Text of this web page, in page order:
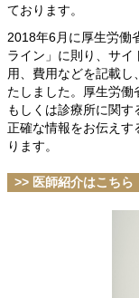
ております。
2018年6月に厚生労働
ライン」に則り、サ
用、費用などを記載
たしました。厚生労働
もしくは診療所に関
正確な情報をお伝えす
ります。
>> 医師紹介はこちら